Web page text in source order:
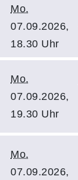
Mo.
07.09.2026,
18.30 Uhr
Mo.
07.09.2026,
19.30 Uhr
Mo.
07.09.2026,